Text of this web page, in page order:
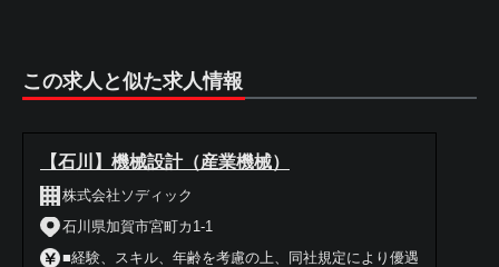
この求人と似た求人情報
【石川】機械設計（産業機械）
株式会社ソディック
石川県加賀市宮町カ1-1
■経験、スキル、年齢を考慮の上、同社規定により優遇